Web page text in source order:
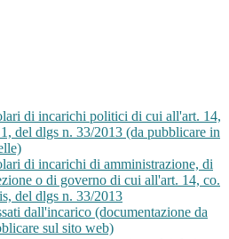
di incarichi politici di cui all'art. 14,
del dlgs n. 33/2013 (da pubblicare in
di incarichi di amministrazione, di
o di governo di cui all'art. 14, co.
del dlgs n. 33/2013
dall'incarico (documentazione da
sul sito web)